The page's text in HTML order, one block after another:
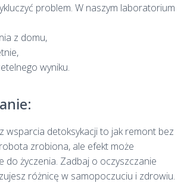
problem. W naszym laboratorium
z domu,
wyniku.
wsparcia detoksykacji to jak remont bez
zrobiona, ale efekt może
do życzenia. Zadbaj o oczyszczanie
różnicę w samopoczuciu i zdrowiu.